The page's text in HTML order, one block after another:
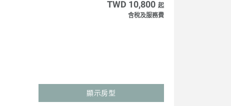
TWD 10,800 起
含稅及服務費
顯示房型